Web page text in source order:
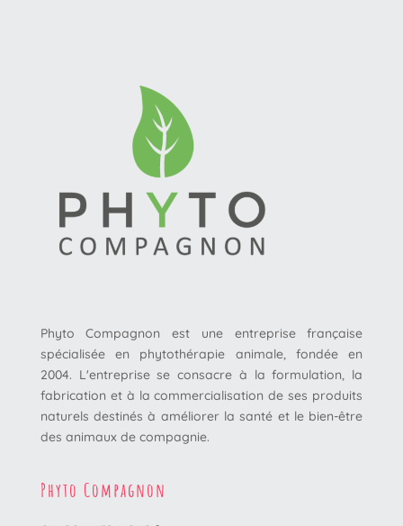
Phyto Compagnon est une entreprise française
spécialisée en phytothérapie animale, fondée en
2004. L'entreprise se consacre à la formulation, la
fabrication et à la commercialisation de ses produits
naturels destinés à améliorer la santé et le bien-être
des animaux de compagnie.
Phyto Compagnon